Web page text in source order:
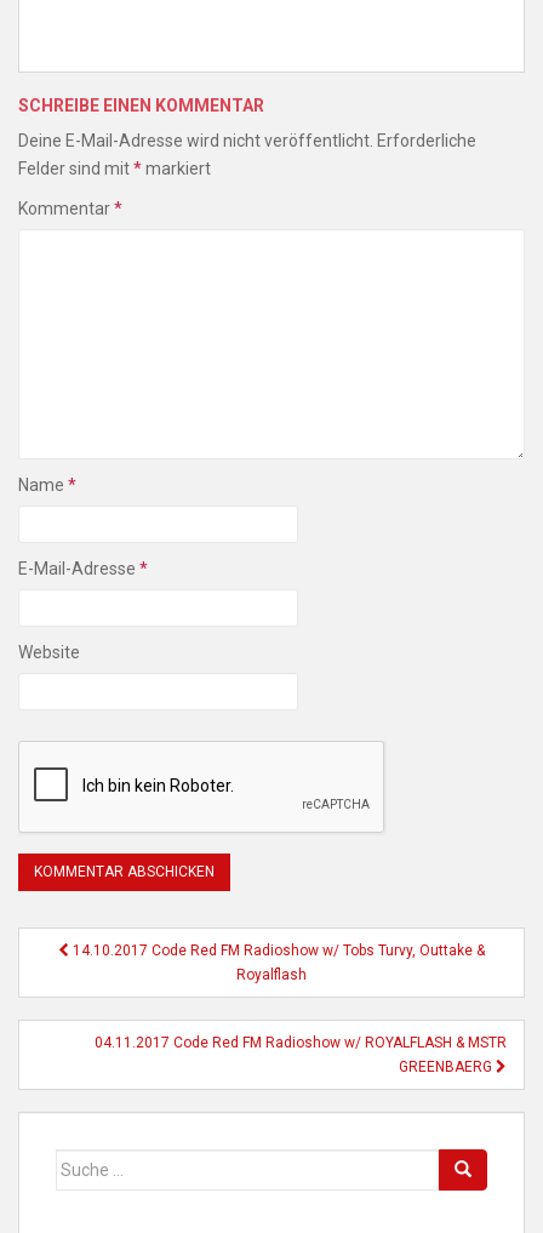
SCHREIBE EINEN KOMMENTAR
Deine E-Mail-Adresse wird nicht veröffentlicht. Erforderliche
Felder sind mit*markiert
Kommentar*
Name *
E-Mail-Adresse *
Website
Beitragsnavigation
14.10.2017 Code Red FM Radioshow w/ Tobs Turvy, Outtake &
Royalflash
04.11.2017 Code Red FM Radioshow w/ ROYALFLASH & MSTR
GREENBAERG
Suche